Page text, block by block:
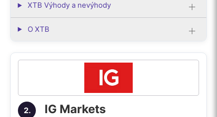
XTB Výhody a nevýhody
O XTB
2. IG Markets